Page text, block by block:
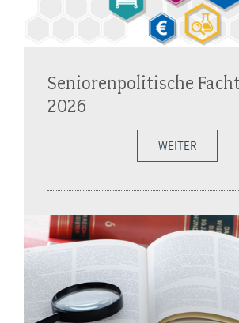
Seniorenpolitische
2026
WEITER